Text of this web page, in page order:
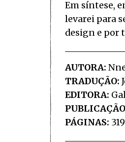
Em síntese,
levarei para
design e por
AUTORA:
TRADUÇÃO:
EDITORA:
PÁGINAS: 319